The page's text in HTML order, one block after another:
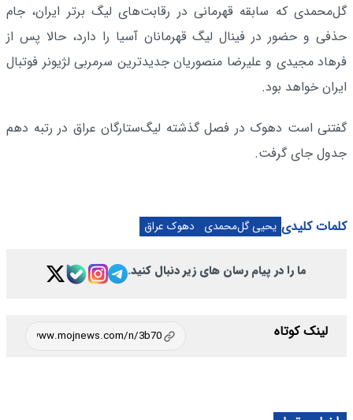
گل‌محمدی که سابقه قهرمانی در رقابت‌های لیگ برتر ایران، جام
حذفی و حضور در فینال لیگ قهرمانان آسیا را دارد، حالا پس‌ از
فرهاد مجیدی و علیرضا منصوریان جدیدترین سرمربی لژیونر فوتبال
ایران خواهد بود.
گفتنی است دهوک در فصل گذشته لیگ‌ستارگان عراق در رتبه دهم
جدول جای گرفت.
کلمات کلیدی یحیی گل‌محمدی دهوک عراق
ما را در پیام رسان های زیر دنبال کنید.
لینک کوتاه